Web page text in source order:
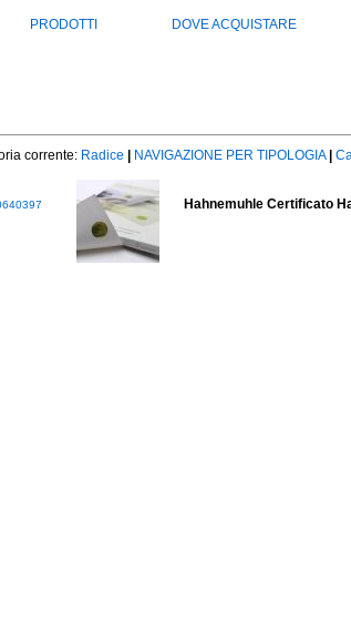
PRODOTTI DOVE ACQUISTARE
corrente: Radice NAVIGAZIONE PER TIPOLOGIA
Hahnemuhle Certificato